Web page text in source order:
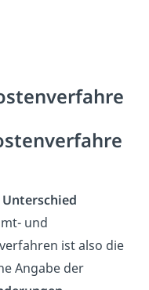
Unterschied
und
ist also die
Angabe der